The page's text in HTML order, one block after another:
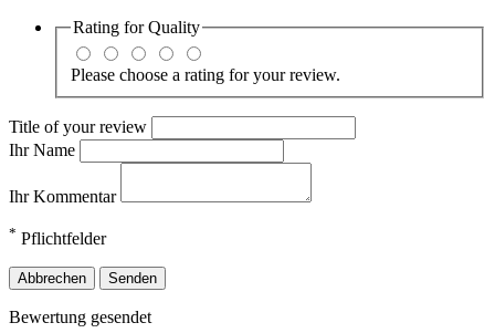
Rating forQuality
Please choose a rating for your review.
Title of your review
Ihr Name
Ihr Kommentar
* Pflichtfelder
Abbrechen Senden
Bewertung gesendet